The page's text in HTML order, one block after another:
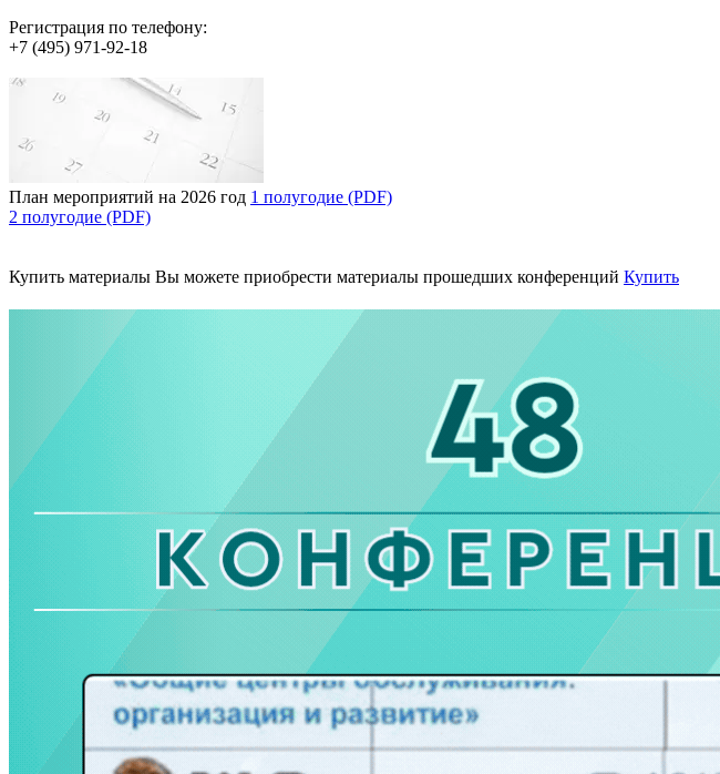
Регистрация по телефону:
+7 (495) 971-92-18
План мероприятий на 2026 год 1 полугодие (PDF)
2 полугодие (PDF)
Купить материалы Вы можете приобрести материалы прошедших конференций Купить